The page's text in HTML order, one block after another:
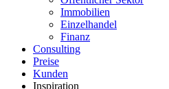
Immobilien
Einzelhandel
Finanz
Consulting
Preise
Kunden
Inspiration